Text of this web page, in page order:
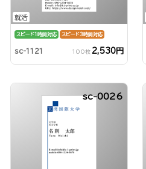
就活
スピード1時間対応 スピード3時間対応
sc-1121 100枚 2,530円
sc-0026